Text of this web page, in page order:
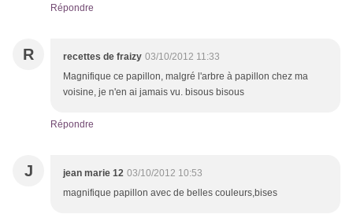
Répondre
R recettes de fraizy 03/10/2012 11:33
Magnifique ce papillon, malgré l'arbre à papillon chez ma
voisine, je n'en ai jamais vu. bisous bisous
Répondre
J jean marie 12 03/10/2012 10:53
magnifique papillon avec de belles couleurs,bises